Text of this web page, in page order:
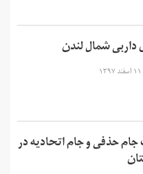
شمال لندن
۱۱ اسفند ۱۳۹۷
حذفی و جام اتحادیه در